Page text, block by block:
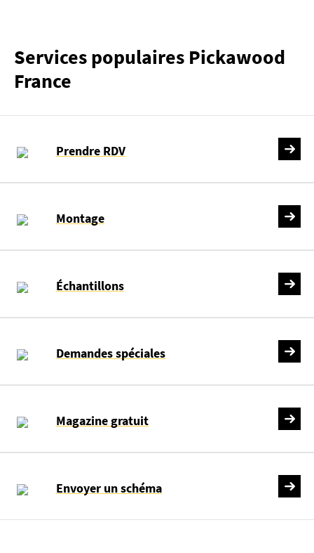
Services populaires Pickawood
France
Prendre RDV
Montage
Échantillons
Demandes spéciales
Magazine gratuit
Envoyer un schéma